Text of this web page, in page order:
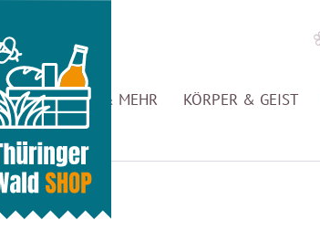
GENUSS & MEHR KÖRPER & GEIST